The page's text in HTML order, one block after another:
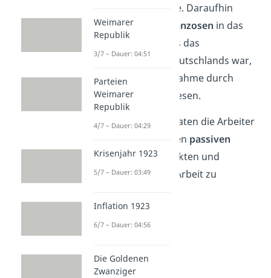
zurückgehalten hatte. Daraufhin
marschierten die Franzosen in das
Ruhrgebiet ein. Da es das
Industriezentrum Deutschlands war,
wäre eine finale Einnahme durch
Frankreich fatal gewesen.
Aus diesem Grund traten die Arbeiter
im Ruhrgebiet in einen passiven
Widerstand . Sie streikten und
weigerten sich, ihre Arbeit zu
Weimarer
Republik
3/7 – Dauer: 04:51
Parteien
Weimarer
Republik
4/7 – Dauer: 04:29
Krisenjahr 1923
5/7 – Dauer: 03:49
Inflation 1923
6/7 – Dauer: 04:56
Die Goldenen
Zwanziger